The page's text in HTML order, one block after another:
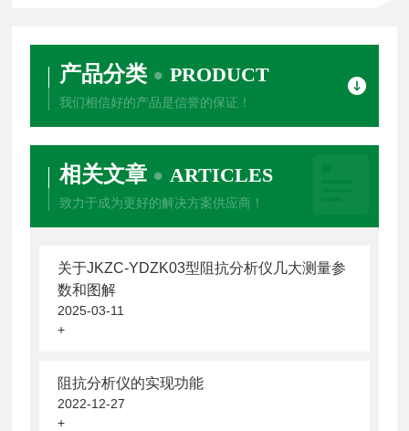
产品分类 PRODUCT
我们相信好的产品是信誉的保证！
相关文章 ARTICLES
致力于成为更好的解决方案供应商！
关于JKZC-YDZK03型阻抗分析仪几大测量参
数和图解
2025-03-11
+
阻抗分析仪的实现功能
2022-12-27
+